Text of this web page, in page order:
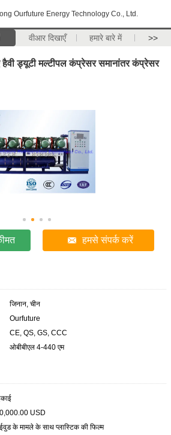
Ourfuture Energy Technology Co., Ltd.
वीआर दिखाएँ हमारे बारे में >>
ड्यूटी मल्टीपल कंप्रेसर समानांतर कंप्रेसर
हमसे संपर्क करें
जिनान, चीन
Ourfuture
CE, QS, GS, CCC
ओबीबीएल 4-440 एम
USD
के मामले के साथ प्लास्टिक की फिल्म